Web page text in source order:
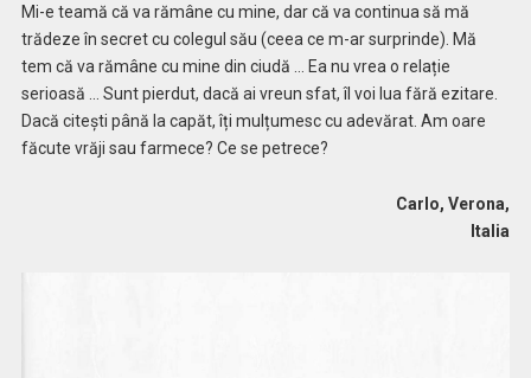
Mi-e teamă că va rămâne cu mine, dar că va continua să mă
trădeze în secret cu colegul său (ceea ce m-ar surprinde). Mă
tem că va rămâne cu mine din ciudă … Ea nu vrea o relație
serioasă … Sunt pierdut, dacă ai vreun sfat, îl voi lua fără ezitare.
Dacă citești până la capăt, îți mulțumesc cu adevărat. Am oare
făcute vrăji sau farmece? Ce se petrece?
Carlo, Verona,
Italia